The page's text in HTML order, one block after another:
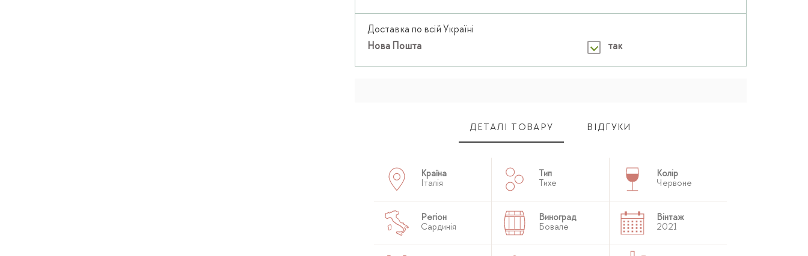
Доставка по всій Україні
Нова Пошта
так
ДЕТАЛІ ТОВАРУ ВІДГУКИ
Країна
Італія
Тип
Тихе
Колір
Червоне
Регіон
Сардинія
Виноград
Бовале
Вінтаж
2021